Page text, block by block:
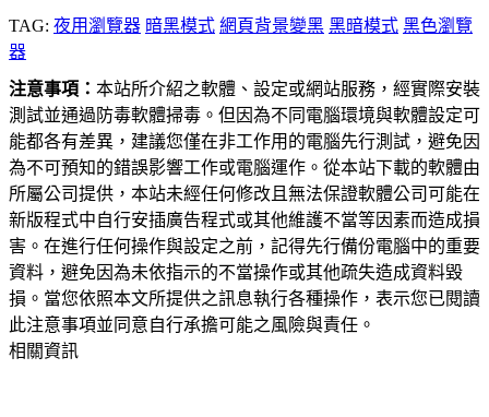
TAG: 夜用瀏覽器 暗黑模式 網頁背景變黑 黑暗模式 黑色瀏覽
器
注意事項： 本站所介紹之軟體、設定或網站服務，經實際安裝
測試並通過防毒軟體掃毒。但因為不同電腦環境與軟體設定可
能都各有差異，建議您僅在非工作用的電腦先行測試，避免因
為不可預知的錯誤影響工作或電腦運作。從本站下載的軟體由
所屬公司提供，本站未經任何修改且無法保證軟體公司可能在
新版程式中自行安插廣告程式或其他維護不當等因素而造成損
害。在進行任何操作與設定之前，記得先行備份電腦中的重要
資料，避免因為未依指示的不當操作或其他疏失造成資料毀
損。當您依照本文所提供之訊息執行各種操作，表示您已閱讀
此注意事項並同意自行承擔可能之風險與責任。
相關資訊